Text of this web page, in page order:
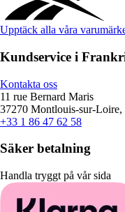
Upptäck alla våra
Kundservice i
Kontakta oss
11 rue Bernard Maris
37270 Montlouis-sur-Loire,
+33 1 86 47 62 58
Säker betalning
Handla tryggt på vår sida